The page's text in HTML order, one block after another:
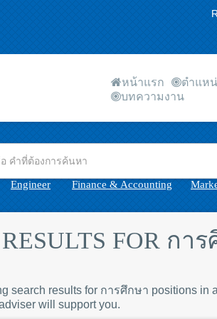
หน้าแรก ตำแห
บทความงาน
Engineer Finance & Accounting
FOR กา
search results for การศึกษา positions in
will support you.